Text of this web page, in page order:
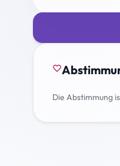
favorite_border
Die Abstimmung